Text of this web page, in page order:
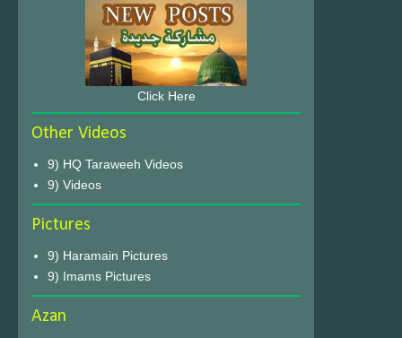
Click Here
Other Videos
9) HQ Taraweeh Videos
9) Videos
Pictures
9) Haramain Pictures
9) Imams Pictures
Azan